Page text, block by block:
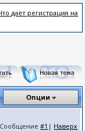
даёт регистрация на
Опции
Сообщение#1 | Наверх